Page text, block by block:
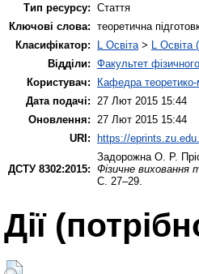
Тип ресурсу: Стаття
Ключові слова: теоретична
Класифікатор:
L Освіта > L Освіта
Відділи: Факультет
Користувач:
Кафедра
Дата подачі:
27 Лют 2015 15:44
Оновлення:
27 Лют 2015 15:44
URI: https://
ДСТУ 8302:2015:
Задорожна О. Р.
Фізичне виховання
С. 27–29.
Дії